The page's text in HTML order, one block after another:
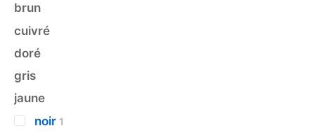
brun
cuivré
doré
gris
jaune
noir 1